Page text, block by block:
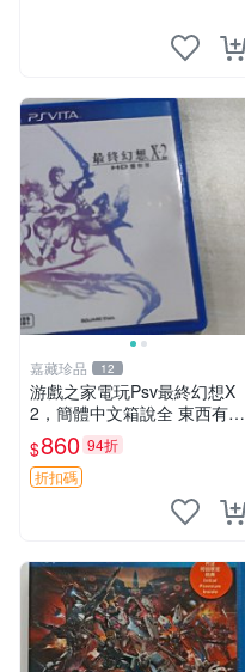
嘉藏珍品 12
游戲之家電玩Psv最終幻想X
2，簡體中文箱說全 東西有現
貨 可以發手物品 無質量問題
售不退不換
$860 94折
折扣碼